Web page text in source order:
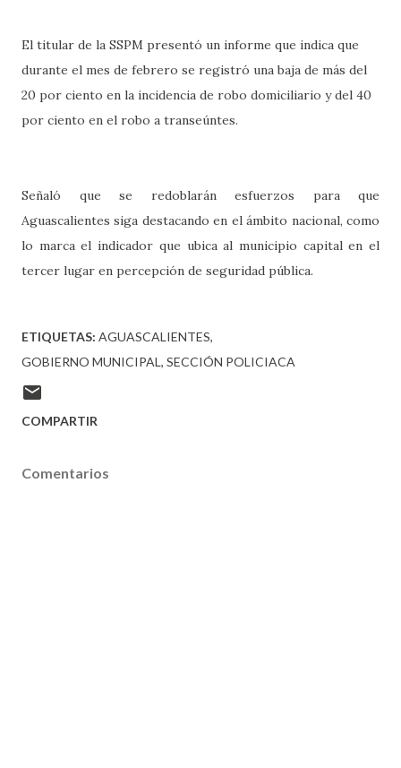
El titular de la SSPM presentó un informe que indica que
durante el mes de febrero se registró una baja de más del
20 por ciento en la incidencia de robo domiciliario y del 40
por ciento en el robo a transeúntes.
Señaló que se redoblarán esfuerzos para que
Aguascalientes siga destacando en el ámbito nacional, como
lo marca el indicador que ubica al municipio capital en el
tercer lugar en percepción de seguridad pública.
ETIQUETAS: AGUASCALIENTES
GOBIERNO MUNICIPAL SECCIÓN POLICIACA
COMPARTIR
Comentarios